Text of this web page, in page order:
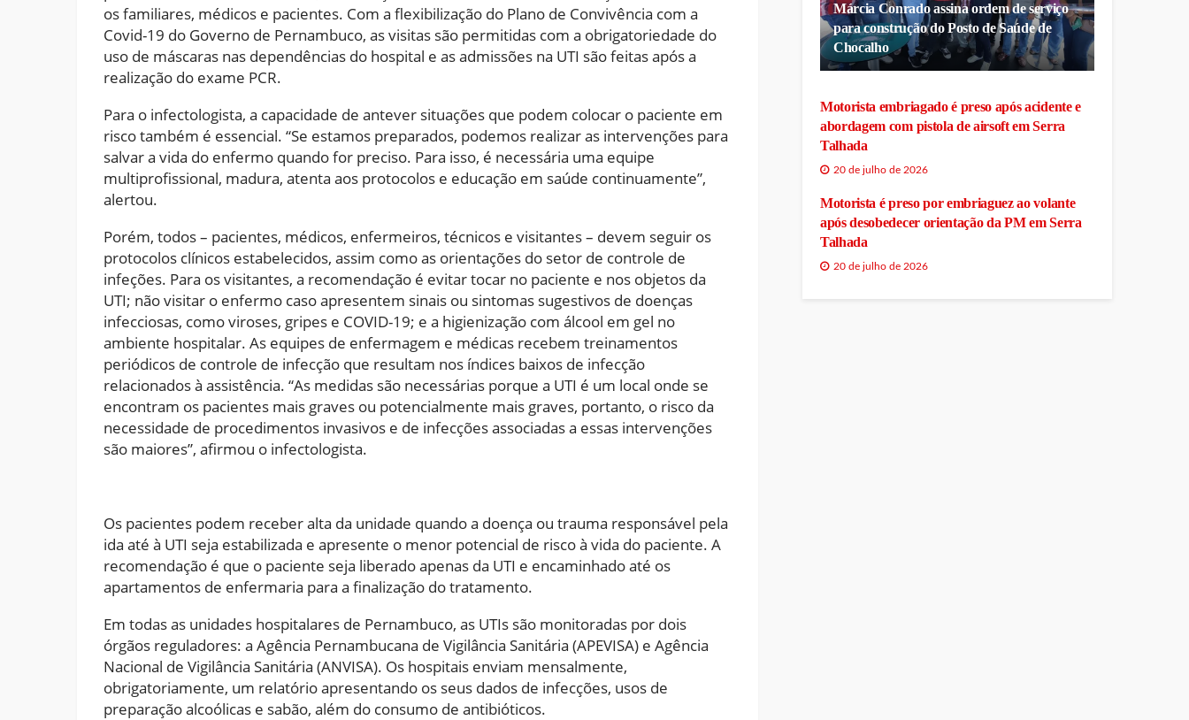
os familiares, médicos e pacientes. Com a flexibilização do Plano de Convivência com a
Covid-19 do Governo de Pernambuco, as visitas são permitidas com a obrigatoriedade do
uso de máscaras nas dependências do hospital e as admissões na UTI são feitas após a
realização do exame PCR.
Para o infectologista, a capacidade de antever situações que podem colocar o paciente em
risco também é essencial. “Se estamos preparados, podemos realizar as intervenções para
salvar a vida do enfermo quando for preciso. Para isso, é necessária uma equipe
multiprofissional, madura, atenta aos protocolos e educação em saúde continuamente”,
alertou.
Porém, todos – pacientes, médicos, enfermeiros, técnicos e visitantes – devem seguir os
protocolos clínicos estabelecidos, assim como as orientações do setor de controle de
infeções. Para os visitantes, a recomendação é evitar tocar no paciente e nos objetos da
UTI; não visitar o enfermo caso apresentem sinais ou sintomas sugestivos de doenças
infecciosas, como viroses, gripes e COVID-19; e a higienização com álcool em gel no
ambiente hospitalar. As equipes de enfermagem e médicas recebem treinamentos
periódicos de controle de infecção que resultam nos índices baixos de infecção
relacionados à assistência. “As medidas são necessárias porque a UTI é um local onde se
encontram os pacientes mais graves ou potencialmente mais graves, portanto, o risco da
necessidade de procedimentos invasivos e de infecções associadas a essas intervenções
são maiores”, afirmou o infectologista.
Os pacientes podem receber alta da unidade quando a doença ou trauma responsável pela
ida até à UTI seja estabilizada e apresente o menor potencial de risco à vida do paciente. A
recomendação é que o paciente seja liberado apenas da UTI e encaminhado até os
apartamentos de enfermaria para a finalização do tratamento.
Em todas as unidades hospitalares de Pernambuco, as UTIs são monitoradas por dois
órgãos reguladores: a Agência Pernambucana de Vigilância Sanitária (APEVISA) e Agência
Nacional de Vigilância Sanitária (ANVISA). Os hospitais enviam mensalmente,
obrigatoriamente, um relatório apresentando os seus dados de infecções, usos de
preparação alcoólicas e sabão, além do consumo de antibióticos.
Márcia Conrado assina ordem de serviço
para construção do Posto de Saúde de
Chocalho
Motorista embriagado é preso após acidente e
abordagem com pistola de airsoft em Serra
Talhada
20 de julho de 2026
Motorista é preso por embriaguez ao volante
após desobedecer orientação da PM em Serra
Talhada
20 de julho de 2026